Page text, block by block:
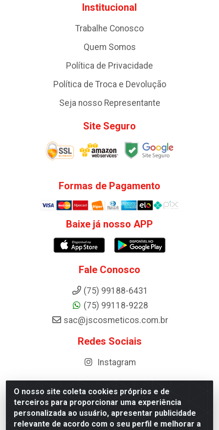
O nosso site coleta cookies próprios e de
terceiros para proporcionar uma experiência
personalizada ao usuário, apresentar publicidade
relevante de acordo com o seu perfil e melhorar a
Institucional
Trabalhe Conosco
Quem Somos
Política de Privacidade
Política de Troca e Devolução
Seja nosso Representante
Site Seguro
Formas de Pagamento
Baixe já nosso APP
Fale Conosco
(75) 99188-6431
(75) 99118-9228
sac@jscosmeticos.com.br
Redes Sociais
Instagram
Distribuidora de Cosméticos Antoneto LTDA - BA-052,
km 87 - Industrial, Ipirá - BA, 44600-000 - CNPJ
10.984.107/0001-75